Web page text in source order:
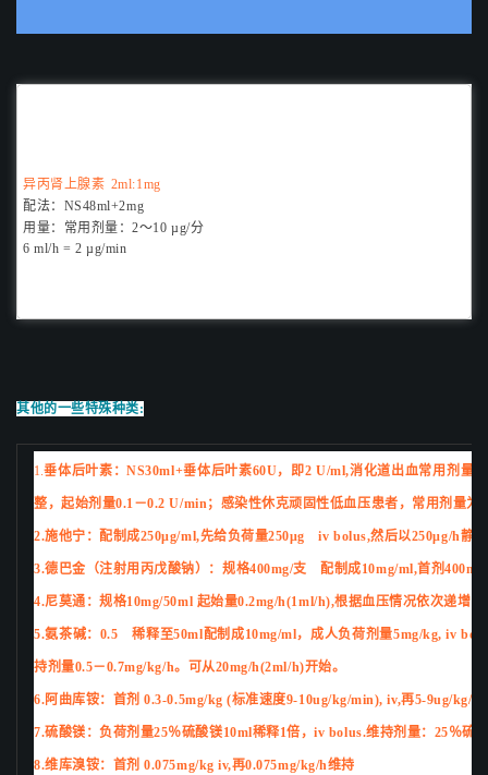
异丙肾上腺素 2ml:1mg
配法： NS48ml+2mg
用量： 常用剂量：2～10 µg/分
6 ml/h = 2 µg/min
其他的一些特殊种类:
1.垂体后叶素：NS30ml+垂体后叶素60U，即2 U/ml,消化道出血常用剂量
整，起始剂量0.1－0.2 U/min；感染性休克顽固性低血压患者，常用剂量为
2.施他宁：配制成250μg/ml,先给负荷量250μg iv bolus,然后以250μg/h静
3.德巴金（注射用丙戊酸钠）：规格400mg/支 配制成10mg/ml,首剂
4.尼莫通：规格10mg/50ml 起始量0.2mg/h(1ml/h),根据血压情况依次递增
5.氨茶碱：0.5 稀释至50ml配制成10mg/ml，成人负荷剂量5mg/kg, iv
持剂量0.5－0.7mg/kg/h。可从20mg/h(2ml/h)开始。
6.阿曲库铵：首剂 0.3-0.5mg/kg (标准速度9-10ug/kg/min), iv,再5-9ug/
7.硫酸镁：负荷剂量25％硫酸镁10ml稀释1倍，iv bolus.维持剂量：25％硫
8.维库溴铵：首剂 0.075mg/kg iv,再0.075mg/kg/h维持